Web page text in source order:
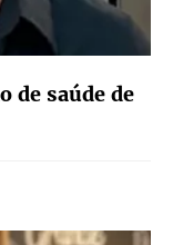
de saúde de